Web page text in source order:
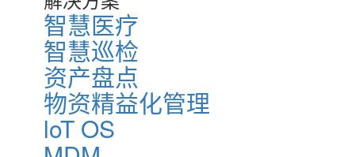
智慧医疗
智慧巡检
资产盘点
物资精益化管理
loT OS